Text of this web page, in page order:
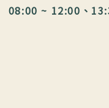
08:00 ~ 12:00、